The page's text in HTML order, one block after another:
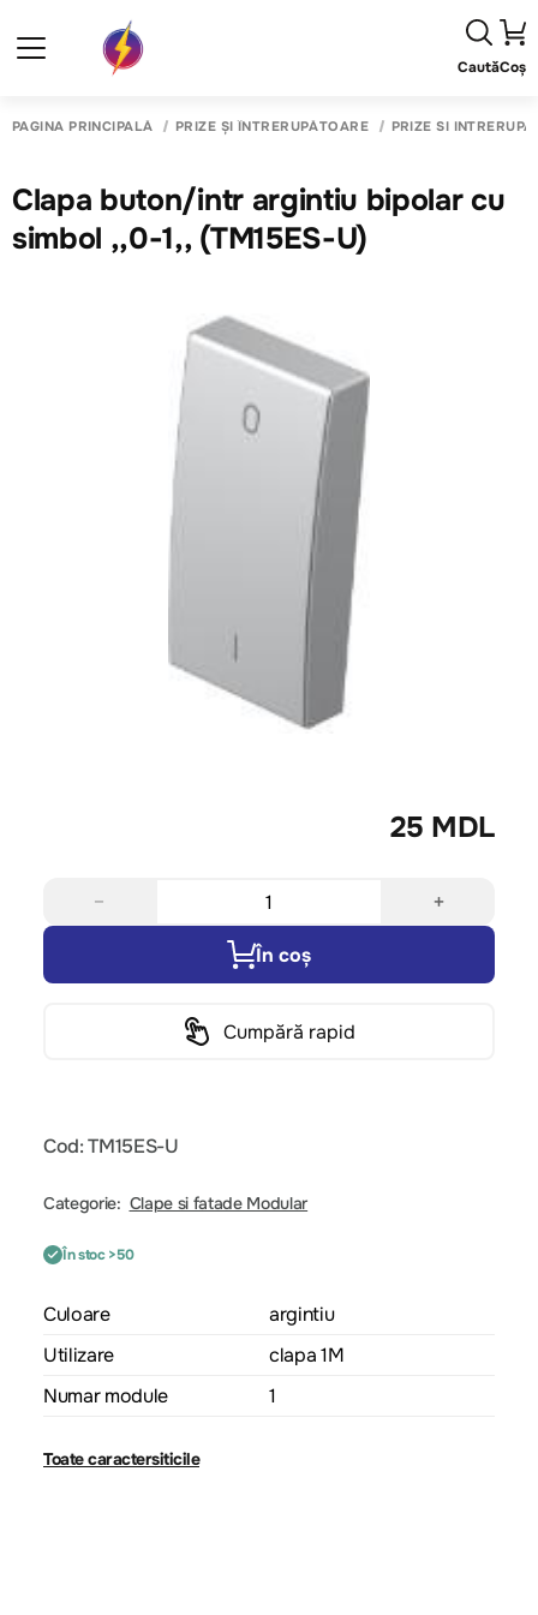
CautăCoș
PAGINA PRINCIPALĂ PRIZE ȘI ÎNTRERUPĂTOARE PRIZE SI
Clapa buton/intr argintiu bipolar cu
simbol ,,0-1,, (TM15ES-U)
25 MDL
− +
În coș
Cumpără rapid
Cod: TM15ES-U
Categorie: Clape si fatade Modular
În stoc >50
Culoare
argintiu
Utilizare
clapa 1M
Numar module
1
Toate caractersiticile